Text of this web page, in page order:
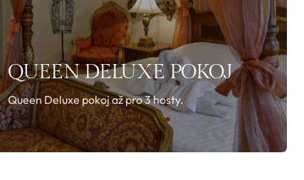
QUEEN DELUXE POKOJ
Queen Deluxe pokoj až pro 3 hosty.